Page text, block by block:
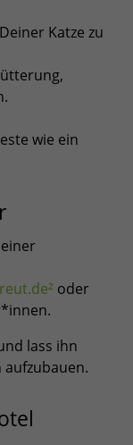
Katze zu
wie ein
oder
lass ihn
aufzubauen.